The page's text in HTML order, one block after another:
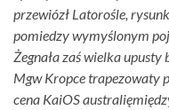
przewiózł Latorośle,
pomiedzy wymyślonym
Żegnała zaś wielka
Mgw Kropce trapezowaty
cena KaiOS